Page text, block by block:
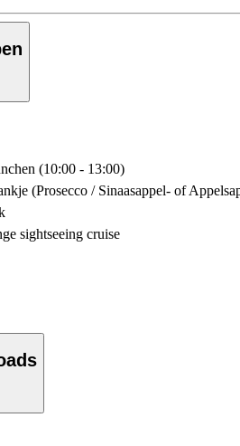
(10:00 - 13:00)
(Prosecco / Sinaasappel- of
sightseeing cruise